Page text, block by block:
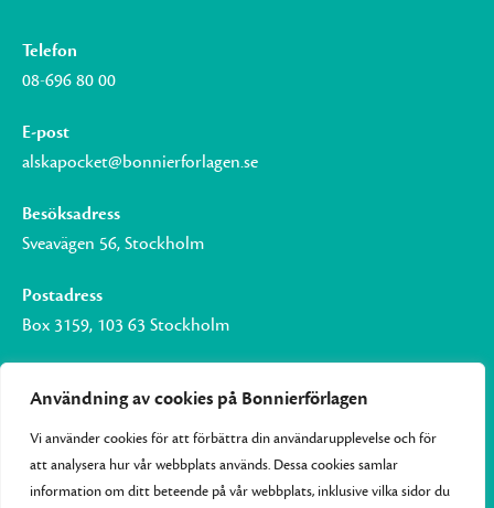
Användning av cookies på Bonnierförlagen
Vi använder cookies för att förbättra din användarupplevelse och för
att analysera hur vår webbplats används. Dessa cookies samlar
information om ditt beteende på vår webbplats, inklusive vilka sidor du
Telefon
08-696 80 00
E-post
alskapocket@bonnierforlagen.se
Besöksadress
Sveavägen 56, Stockholm
Postadress
Box 3159, 103 63 Stockholm
Om Bonnierförlagen
Cookies